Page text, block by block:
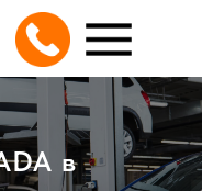
в